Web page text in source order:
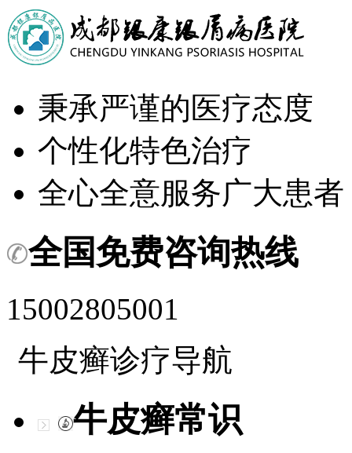
秉承严谨的医疗态度
个性化特色治疗
全心全意服务广大患者
全国免费咨询热线
15002805001
牛皮癣诊疗导航
牛皮癣常识